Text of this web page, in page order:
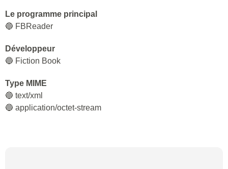
Le programme principal
🔵 FBReader
Développeur
🔵 Fiction Book
Type MIME
🔵 text/xml
🔵 application/octet-stream